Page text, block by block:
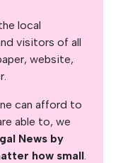
local
visitors of all
website,
can afford to
able to, we
News by
how small.